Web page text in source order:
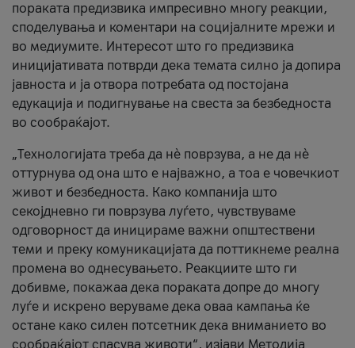
пораката предизвика импресивно многу реакции,
споделувања и коментари на социјалните мрежи и
во медиумите. Интересот што го предизвика
иницијативата потврди дека темата силно ја допира
јавноста и ја отвора потребата од постојана
едукација и подигнување на свеста за безбедноста
во сообраќајот.
„Технологијата треба да нè поврзува, а не да нè
оттурнува од она што е најважно, а тоа е човечкиот
живот и безбедноста. Како компанија што
секојдневно ги поврзува луѓето, чувствуваме
одговорност да иницираме важни општествени
теми и преку комуникацијата да поттикнеме реална
промена во однесувањето. Реакциите што ги
добивме, покажаа дека пораката допре до многу
луѓе и искрено веруваме дека оваа кампања ќе
остане како силен потсетник дека вниманието во
сообраќајот спасува животи“, изјави Методија